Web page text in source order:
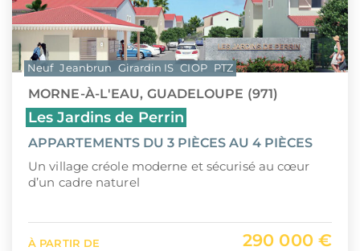
MORNE-À-L'EAU, GUADELOUPE (971)
Les Jardins de Perrin
APPARTEMENTS DU 3 PIÈCES AU 4 PIÈCES
Un village créole moderne et sécurisé au cœur
d’un cadre naturel
À PARTIR DE 290 000 €
Neuf Jeanbrun Girardin IS CIOP PTZ